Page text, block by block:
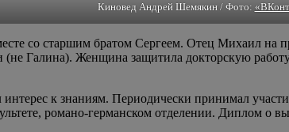
Киновед Андрей Шемякин / Фото:
со старшим братом Сергеем. Отец Михаил
Галина). Женщина защитила докторскую
к знаниям. Периодически принимал
романо-германском отделении. Диплом о